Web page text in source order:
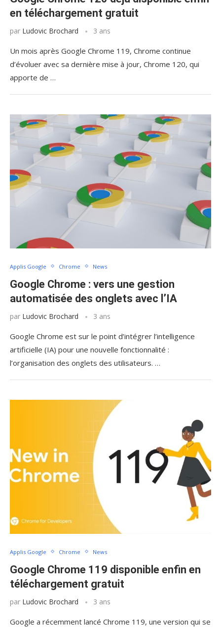
en téléchargement gratuit
par Ludovic Brochard 3 ans
Un mois après Google Chrome 119, Chrome continue
d’évoluer avec sa dernière mise à jour, Chrome 120, qui
apporte de …
Applis Google Chrome News
Google Chrome : vers une gestion
automatisée des onglets avec l’IA
par Ludovic Brochard 3 ans
Google Chrome est sur le point d’intégrer l’intelligence
artificielle (IA) pour une nouvelle fonctionnalité :
l’organisation des onglets des utilisateurs. …
Applis Google Chrome News
Google Chrome 119 disponible enfin en
téléchargement gratuit
par Ludovic Brochard 3 ans
Google a récemment lancé Chrome 119, une version qui se